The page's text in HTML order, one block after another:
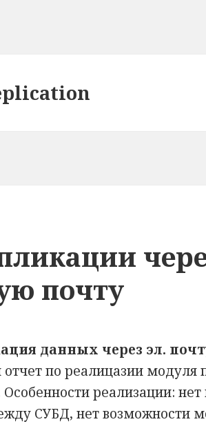
почту
данных через эл.
отчет по реалицазии модуля
реализации: нет
СУБД, нет возможности